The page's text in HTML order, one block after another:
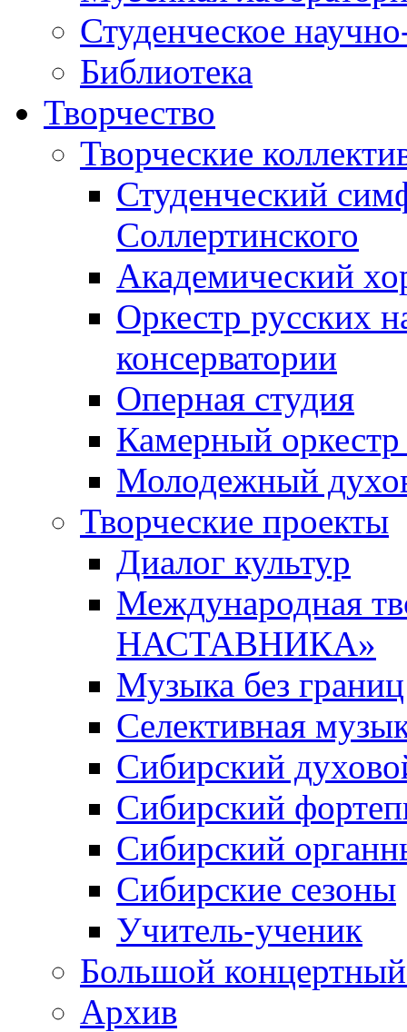
Студенческое
Библиотека
Творчество
Творческие
Студенческий
Соллертинского
Академический
Оркестр русских
консерватории
Оперная студия
Камерный оркестр
Молодежный
Творческие проекты
Диалог культур
Международная
НАСТАВНИКА»
Музыка без границ
Селективная
Сибирский
Сибирский
Сибирский
Сибирские сезоны
Учитель-ученик
Большой концертный
Архив